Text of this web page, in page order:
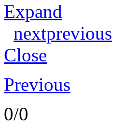
Expand
nextprevious
Close
Previous
0/0